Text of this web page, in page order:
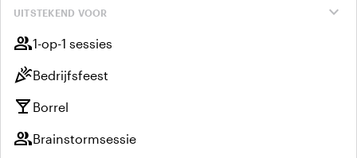
expand_more
UITSTEKEND VOOR
group1-op-1 sessies
celebrationBedrijfsfeest
local_bar Borrel
groupBrainstormsessie